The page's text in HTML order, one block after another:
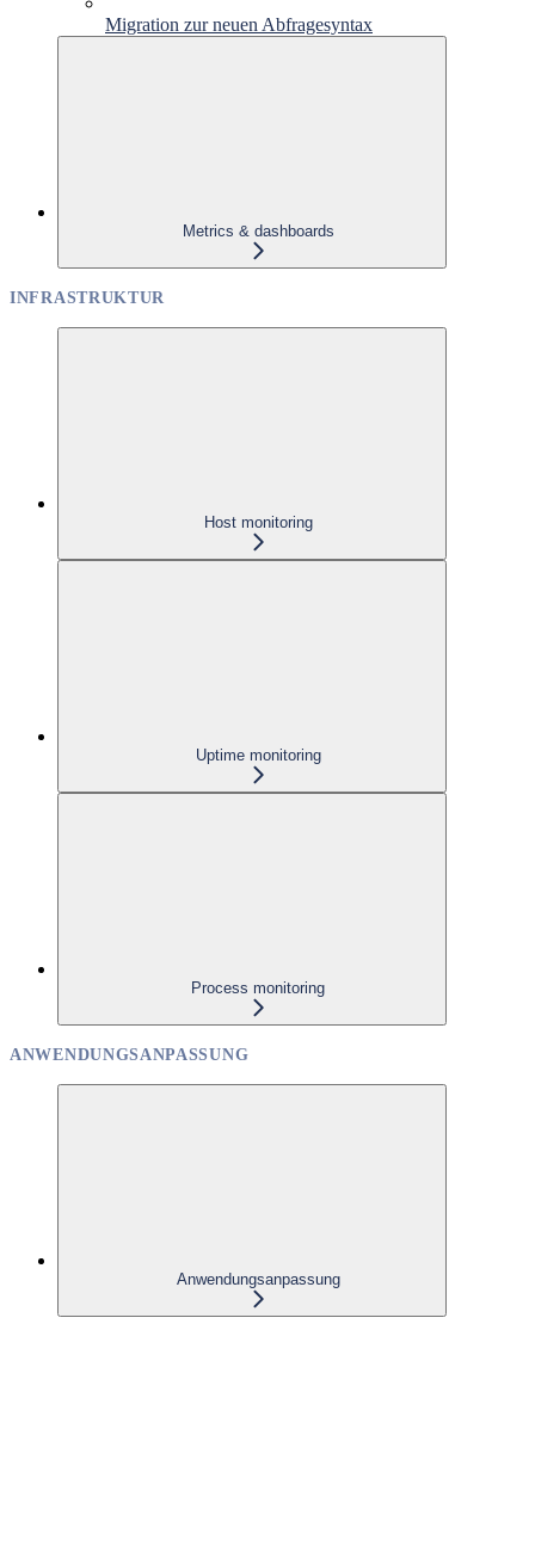
Migration zur neuen Abfragesyntax
Metrics & dashboards
INFRASTRUKTUR
Host monitoring
Uptime monitoring
Process monitoring
ANWENDUNGSANPASSUNG
Anwendungsanpassung